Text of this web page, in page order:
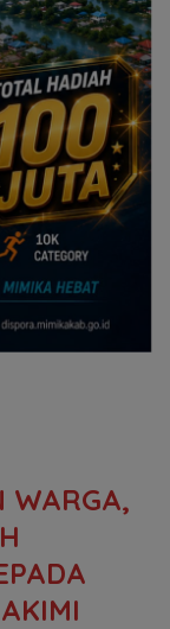
WARGA,